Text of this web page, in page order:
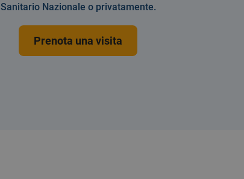
Sanitario Nazionale o privatamente.
Prenota una visita